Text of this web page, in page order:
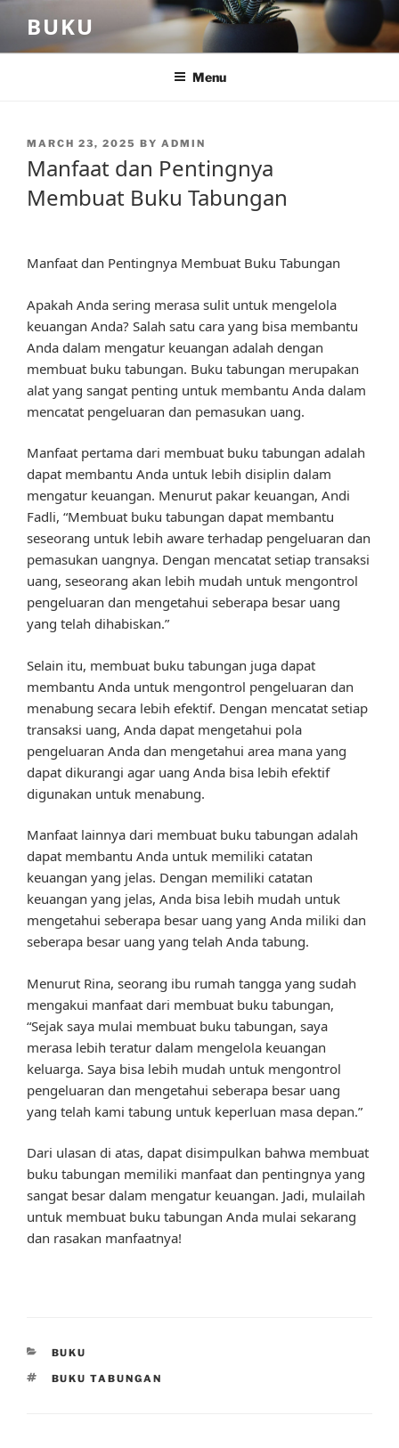
content
BUKU
Menu
POSTED
MARCH 23, 2025 BY ADMIN
Manfaat dan Pentingnya
Membuat Buku Tabungan
Manfaat dan Pentingnya Membuat Buku Tabungan
Apakah Anda sering merasa sulit untuk mengelola
keuangan Anda? Salah satu cara yang bisa membantu
Anda dalam mengatur keuangan adalah dengan
membuat buku tabungan. Buku tabungan merupakan
alat yang sangat penting untuk membantu Anda dalam
mencatat pengeluaran dan pemasukan uang.
Manfaat pertama dari membuat buku tabungan adalah
dapat membantu Anda untuk lebih disiplin dalam
mengatur keuangan. Menurut pakar keuangan, Andi
Fadli, “Membuat buku tabungan dapat membantu
seseorang untuk lebih aware terhadap pengeluaran dan
pemasukan uangnya. Dengan mencatat setiap transaksi
uang, seseorang akan lebih mudah untuk mengontrol
pengeluaran dan mengetahui seberapa besar uang
yang telah dihabiskan.”
Selain itu, membuat buku tabungan juga dapat
membantu Anda untuk mengontrol pengeluaran dan
menabung secara lebih efektif. Dengan mencatat setiap
transaksi uang, Anda dapat mengetahui pola
pengeluaran Anda dan mengetahui area mana yang
dapat dikurangi agar uang Anda bisa lebih efektif
digunakan untuk menabung.
Manfaat lainnya dari membuat buku tabungan adalah
dapat membantu Anda untuk memiliki catatan
keuangan yang jelas. Dengan memiliki catatan
keuangan yang jelas, Anda bisa lebih mudah untuk
mengetahui seberapa besar uang yang Anda miliki dan
seberapa besar uang yang telah Anda tabung.
Menurut Rina, seorang ibu rumah tangga yang sudah
mengakui manfaat dari membuat buku tabungan,
“Sejak saya mulai membuat buku tabungan, saya
merasa lebih teratur dalam mengelola keuangan
keluarga. Saya bisa lebih mudah untuk mengontrol
pengeluaran dan mengetahui seberapa besar uang
yang telah kami tabung untuk keperluan masa depan.”
Dari ulasan di atas, dapat disimpulkan bahwa membuat
buku tabungan memiliki manfaat dan pentingnya yang
sangat besar dalam mengatur keuangan. Jadi, mulailah
untuk membuat buku tabungan Anda mulai sekarang
dan rasakan manfaatnya!
CATEGORIES
BUKU
TAGS
BUKU TABUNGAN